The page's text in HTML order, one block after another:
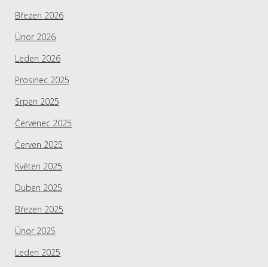
Březen 2026
Únor 2026
Leden 2026
Prosinec 2025
Srpen 2025
Červenec 2025
Červen 2025
Květen 2025
Duben 2025
Březen 2025
Únor 2025
Leden 2025